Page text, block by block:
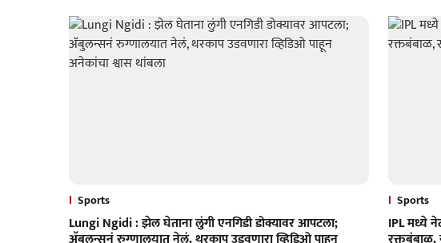
Sports
Lungi Ngidi : झेल घेताना लुंगी एनगिडी डोक्यावर आपटला;
Sports
IPL मध्ये